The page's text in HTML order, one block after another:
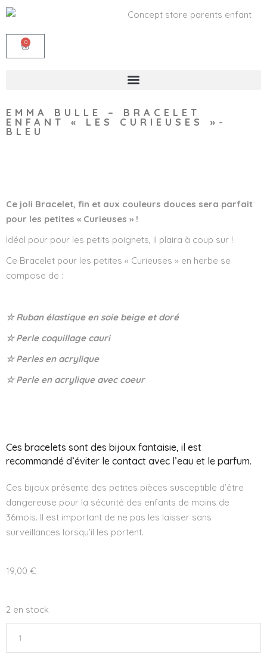
0
EMMA BULLE – BRACELET
ENFANT « LES CURIEUSES »-
BLEU
Ce joli Bracelet, fin et aux couleurs douces sera parfait
pour les petites « Curieuses » !
Idéal pour pour les petits poignets, il plaira à coup sur !
Ce Bracelet pour les petites « Curieuses » en herbe se
compose de :
☆ Ruban élastique en soie beige et doré
☆ Perle coquillage cauri
☆ Perles en acrylique
☆ Perle en acrylique avec coeur
Ces bracelets sont des bijoux fantaisie, il est
recommandé d’éviter le contact avec l’eau et le parfum.
Ces bijoux présente des petites pièces susceptible d’être
dangereuse pour la sécurité des enfants de moins de
36mois. Il est important de ne pas les laisser sans
surveillances lorsqu’il les portent.
19,00 €
2 en stock